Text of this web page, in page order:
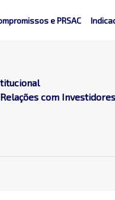
e PRSAC
com Investidores